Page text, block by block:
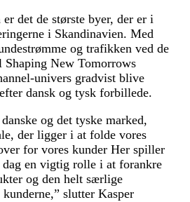
det de største byer, der er i
i Skandinavien. Med
og trafikken ved de
New Tomorrows
univers gradvist blive
dansk og tysk forbillede.
og det tyske marked,
der ligger i at folde vores
for vores kunder Her spiller
en vigtig rolle i at forankre
og den helt særlige
slutter Kasper